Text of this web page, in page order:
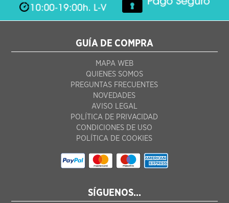
GUÍA DE COMPRA
MAPA WEB
QUIENES SOMOS
PREGUNTAS FRECUENTES
NOVEDADES
AVISO LEGAL
POLÍTICA DE PRIVACIDAD
CONDICIONES DE USO
POLÍTICA DE COOKIES
SÍGUENOS...